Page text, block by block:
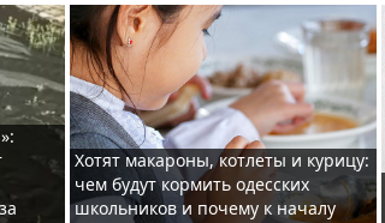
Хотят макароны, котлеты и курицу:
чем будут кормить одесских
школьников и почему к началу